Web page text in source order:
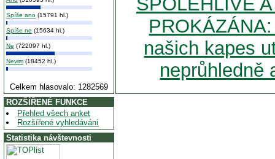
Spíše ano (15791 hl.)
Spíše ne (15634 hl.)
Ne (722097 hl.)
Nevim (18452 hl.)
Celkem hlasovalo: 1282569
ROZŠÍŘENÉ FUNKCE
Přehled všech anket
Rozšířené vyhledávání
Statistika návštevnosti
našich kapes
neprůhledně